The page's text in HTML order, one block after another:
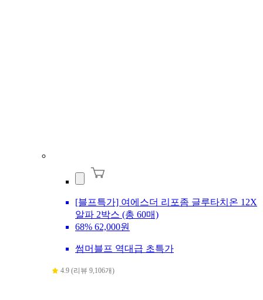
[블프특가] 여에스더 리포좀 글루타치온 12X
알파 2박스 (총 60매)
68% 62,000원
썸머블프 역대급 초특가
4.9 (리뷰 9,106개)